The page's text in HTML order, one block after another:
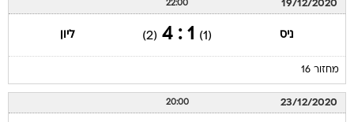
19/12/2020
22:00
ניס (1)
1 : 4
(2) ליון
מחזור 16
23/12/2020
20:00